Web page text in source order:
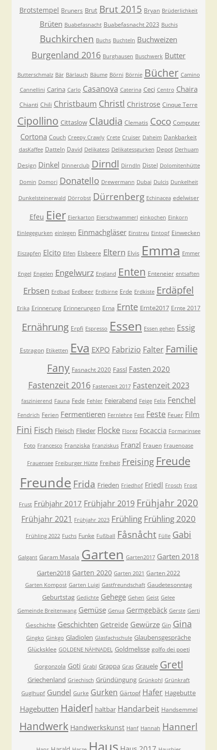
Brotstempel Bruners Brut Brut 2015 Bryan Brüderlichkeit
Brüten Buabefasnacht Buabefasnacht 2023 Buchis
Buchkirchen Buchs Buchteln Buchweizen
Burgenland 2016 Burghausen Buschwerk Butter
Butterschmalz Bär Bärlauch Bäume Börni Börnie Bücher Camino
Cannellini Carina Carlo Casanova Caterina Ceci Centro Chaira
Chianti Chili Christbaum Christl Christrose Cinque Terre
Cipollino Cittaslow Claudia Clematis Coco Computer
Cortona Couch Creepy Crawly Crete Cruiser Daheim Dankbarkeit
dasKaffee Datteln David Delikatess Delikatessgurken Depot Derhuam
Design Dinkel Dinnerclub Dirndl Dirndln Distel Dolomitenhütte
Domin Domori Donatello Drewermann Dubai Dulcis Dunkelheit
Dunkelsteinerwald Dörrobst Dürrenberg Echinacea edelwiser
Efeu Eier Eierkarton Eierschwammerl einkochen Einkorn
Einlegegurken einlegen Einmachgläser Einstreu Eintopf Einwecken
Eiszapfen Elcito Elfen Elsbeere Eltern Elvis Emma Emmer
Engel Engelen Engelwurz England Enten Enteneier entsaften
Erbsen Erdbad Erdbeer Erdbirne Erde Erdkiste Erdäpfel
Erika Erinnerung Erinnerungen Erna Ernte Ernte2017 Ernte 2017
Ernährung Erpfi Espresso Essen Essen gehen Essig
Estragon Etiketten Eva EXPO Fabrizio Falter Familie
Fany Fasnacht 2020 Fassl Fasten 2020
Fastenzeit 2016 Fastenzeit 2017 Fastenzeit 2023
faszinierend Fauna Fede Fehler Feierabend Feige Felix Fenchel
Fendrich Ferien Fermentieren Fernlehre Fest Feste Feuer Film
Fini Fisch Fleisch Flieder Flocke Florez Focaccia Formarinsee
Foto Francesco Franziska Franziskus Franzl Frauen Frauenoase
Frauensee Freiburger Hütte Freiheit Freising Freude
Freunde Frida Frieden Friedhof Friedl Frosch Frost
Frust Frühjahr 2017 Frühjahr 2019 Frühjahr 2020
Frühjahr 2021 Frühjahr 2023 Frühling Frühling 2020
Frühling 2022 Fuchs Funke Fußball Fåsnåcht Fülle Gabi
Galgant Garam Masala Garten Garten2017 Garten 2018
Garten2018 Garten 2020 Garten 2021 Garten 2022
Garten Kompost Garten Luigi Gastfreundschaft Gaudetesonntag
Geburtstag Gedichte Gehege Gehen Geist Gelee
Gemeinde Breitenwang Gemüse Genua Germgebäck Gerste Gerti
Geschichte Geschichten Getreide Gewürze Gin Gina
Gingko Ginkgo Gladiolen Glasfachschule Glaubensgespräche
Glücksklee GOLDENE NÄHNADEL Goldmelisse golfo dei poeti
Gorgonzola Goti Grabl Grappa Gras Grauele Gretl
Griechenland Griechisch Gründüngung Grünkohl Grünkraft
Guglhupf Gundel Gurke Gurken Gärtopf Hafer Hagebutte
Hagebutten Haiderl haltbar Handarbeit Handsemmel
Handwerk Handwerkskunst Hanf Hannah Hannerl